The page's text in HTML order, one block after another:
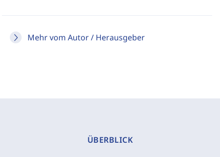
Mehr vom Autor / Herausgeber
ÜBERBLICK